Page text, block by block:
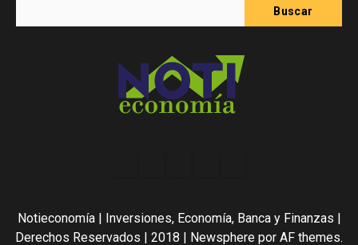
Buscar
Noti-
economía
Notieconomía | Inversiones, Economía, Banca y Finanzas |
Derechos Reservados | 2018 | Newsphere por AF themes.